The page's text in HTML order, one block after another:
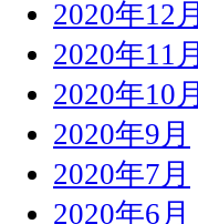
2020年12月
2020年11月
2020年10月
2020年9月
2020年7月
2020年6月